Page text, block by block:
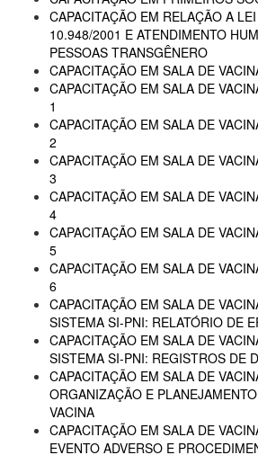
CAPACITAÇÃO EM RELAÇÃO A
10.948/2001 E ATENDIMENTO
PESSOAS TRANSGÊNERO
CAPACITAÇÃO EM SALA DE
CAPACITAÇÃO EM SALA DE
1
CAPACITAÇÃO EM SALA DE
2
CAPACITAÇÃO EM SALA DE
3
CAPACITAÇÃO EM SALA DE
4
CAPACITAÇÃO EM SALA DE
5
CAPACITAÇÃO EM SALA DE
6
CAPACITAÇÃO EM SALA DE
SISTEMA SI-PNI: RELATÓRIO DE
CAPACITAÇÃO EM SALA DE
SISTEMA SI-PNI: REGISTROS DE
CAPACITAÇÃO EM SALA DE
ORGANIZAÇÃO E
VACINA
CAPACITAÇÃO EM SALA DE
EVENTO ADVERSO E